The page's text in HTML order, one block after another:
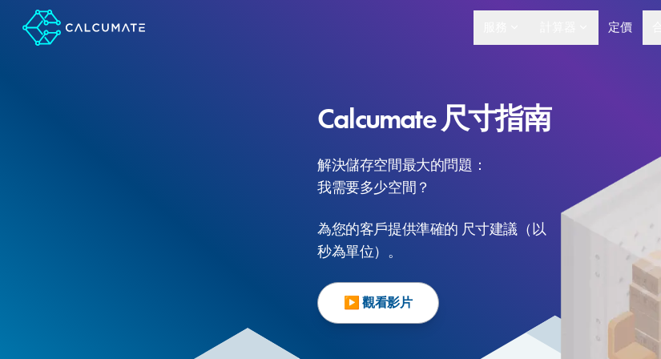
定價
Calcumate 尺寸指南
解決儲存空間最大的問題：
我需要多少空間？
為您的客戶提供準確的 尺寸建議（以
秒為單位）。
▶ 觀看影片